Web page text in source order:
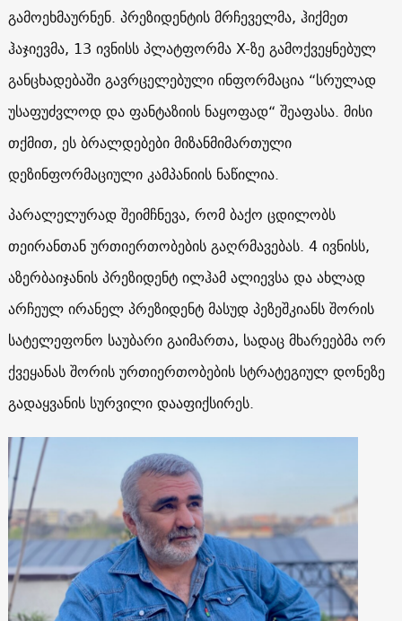
გამოეხმაურნენ. პრეზიდენტის მრჩეველმა, ჰიქმეთ
ჰაჯიევმა, 13 ივნისს პლატფორმა X-ზე გამოქვეყნებულ
განცხადებაში გავრცელებული ინფორმაცია “სრულად
უსაფუძვლოდ და ფანტაზიის ნაყოფად“ შეაფასა. მისი
თქმით, ეს ბრალდებები მიზანმიმართული
დეზინფორმაციული კამპანიის ნაწილია.
პარალელურად შეიმჩნევა, რომ ბაქო ცდილობს
თეირანთან ურთიერთობების გაღრმავებას. 4 ივნისს,
აზერბაიჯანის პრეზიდენტ ილჰამ ალიევსა და ახლად
არჩეულ ირანელ პრეზიდენტ მასუდ პეზეშკიანს შორის
სატელეფონო საუბარი გაიმართა, სადაც მხარეებმა ორ
ქვეყანას შორის ურთიერთობების სტრატეგიულ დონეზე
გადაყვანის სურვილი დააფიქსირეს.